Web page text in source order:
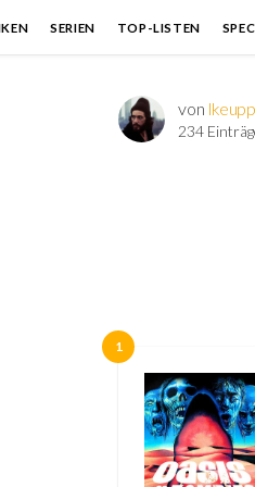
SERIEN TOP-LISTEN
von lkeupp
234
1